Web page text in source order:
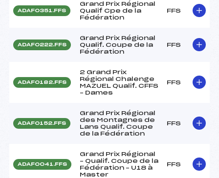
ADAF0351.FFS
Grand Prix Régional
Qualif Cpe de la
Fédération
FFS
ADAF0222.FFS
Grand Prix Régional
Qualif. Coupe de la
Fédération
FFS
ADAF0182.FFS
2 Grand Prix
Régional Chalenge
MAZUEL Qualif. CFFS
– Dames
FFS
ADAF0152.FFS
Grand Prix Régional
des Montagnes de
Lans Qualif. Coupe
de la Fédération
FFS
ADAF0041.FFS
Grand Prix Régional
– Qualif. Coupe de la
Fédération – U18 à
Master
FFS